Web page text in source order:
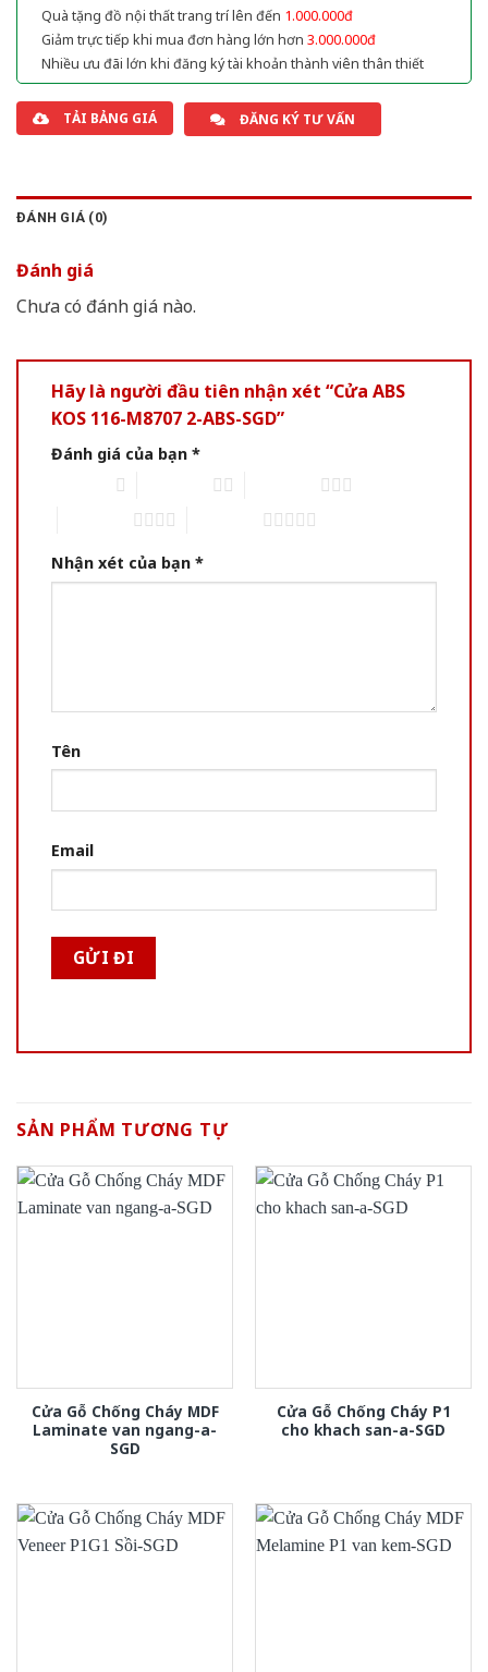
Quà tặng đồ nội thất trang trí lên đến 1.000.000đ
Giảm trực tiếp khi mua đơn hàng lớn hơn 3.000.000đ
Nhiều ưu đãi lớn khi đăng ký tài khoản thành viên thân thiết
TẢI BẢNG GIÁ ĐĂNG KÝ TƯ VẤN
ĐÁNH GIÁ (0)
Đánh giá
Chưa có đánh giá nào.
Hãy là người đầu tiên nhận xét “Cửa ABS
KOS 116-M8707 2-ABS-SGD”
Đánh giá của bạn *
Nhận xét của bạn *
Tên
Email
SẢN PHẨM TƯƠNG TỰ
Cửa Gỗ Chống Cháy MDF
Laminate van ngang-a-
SGD
Cửa Gỗ Chống Cháy P1
cho khach san-a-SGD